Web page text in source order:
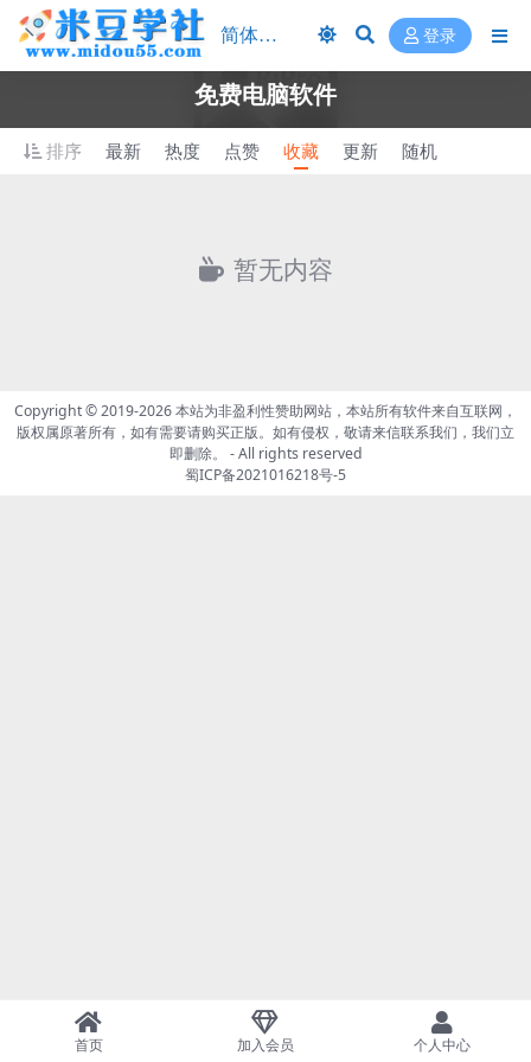
登录
免费电脑软件
排序 最新 热度 点赞 收藏 更新 随机
暂无内容
Copyright © 2019-2026本站为非盈利性赞助网站，本站所有软件来自互联网，
版权属原著所有，如有需要请购买正版。如有侵权，敬请来信联系我们，我们立
即删除。
- All rights reserved
蜀ICP备2021016218号-5
首页 加入会员 个人中心